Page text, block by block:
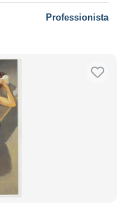
Professionista